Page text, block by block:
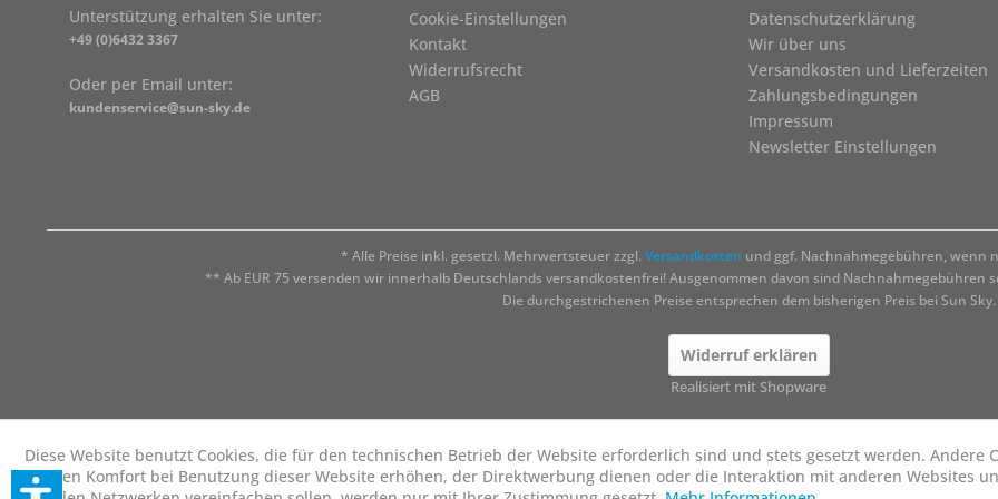
Unterstützung erhalten Sie unter:
+49 (0)6432 3367
Oder per Email unter:
kundenservice@sun-sky.de
Cookie-Einstellungen
Kontakt
Widerrufsrecht
AGB
Datenschutzerklärung
Wir über uns
Versandkosten und Lieferzeiten
Zahlungsbedingungen
Impressum
Newsletter Einstellungen
* Alle Preise inkl. gesetzl. Mehrwertsteuer zzgl. Versandkosten und ggf. Nachnahmegebühren, wenn
** Ab EUR 75 versenden wir innerhalb Deutschlands versandkostenfrei! Ausgenommen davon sind Nachnahmegebühren
Die durchgestrichenen Preise entsprechen dem bisherigen Preis bei Sun Sky.
Widerruf erklären
Realisiert mit Shopware
Diese Website benutzt Cookies, die für den technischen Betrieb der Website erforderlich sind und stets gesetzt werden. Andere
die den Komfort bei Benutzung dieser Website erhöhen, der Direktwerbung dienen oder die Interaktion mit anderen Websites